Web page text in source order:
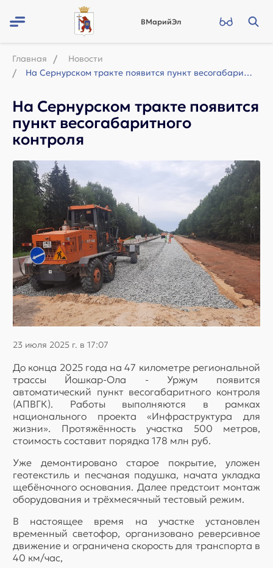
ВМарийЭл
Главная
Новости
На Сернурском тракте появится пункт весогабаритного контроля
На Сернурском тракте появится
пункт весогабаритного
контроля
23 июля 2025 г. в 17:07
До конца 2025 года на 47 километре региональной
трассы Йошкар-Ола - Уржум появится
автоматический пункт весогабаритного контроля
(АПВГК). Работы выполняются в рамках
национального проекта «Инфраструктура для
жизни». Протяжённость участка 500 метров,
стоимость составит порядка 178 млн руб.
Уже демонтировано старое покрытие, уложен
геотекстиль и песчаная подушка, начата укладка
щебёночного основания. Далее предстоит монтаж
оборудования и трёхмесячный тестовый режим.
В настоящее время на участке установлен
временный светофор, организовано реверсивное
движение и ограничена скорость для транспорта в
40 км/час,